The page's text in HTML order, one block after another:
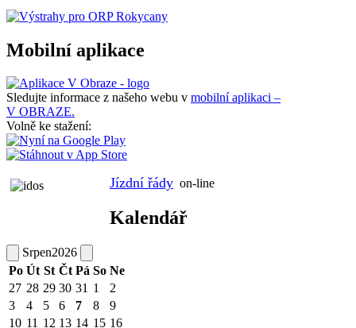
Mobilní aplikace
Sledujte informace z našeho webu v mobilní aplikaci –
V OBRAZE.
Volně ke stažení:
Jízdní řády on-line
Kalendář
Srpen2026
Po Út St Čt Pá So Ne
27 28 29 30 31 1
2
3
4 5 6 7 8
9
10 11 12 13 14 15 16